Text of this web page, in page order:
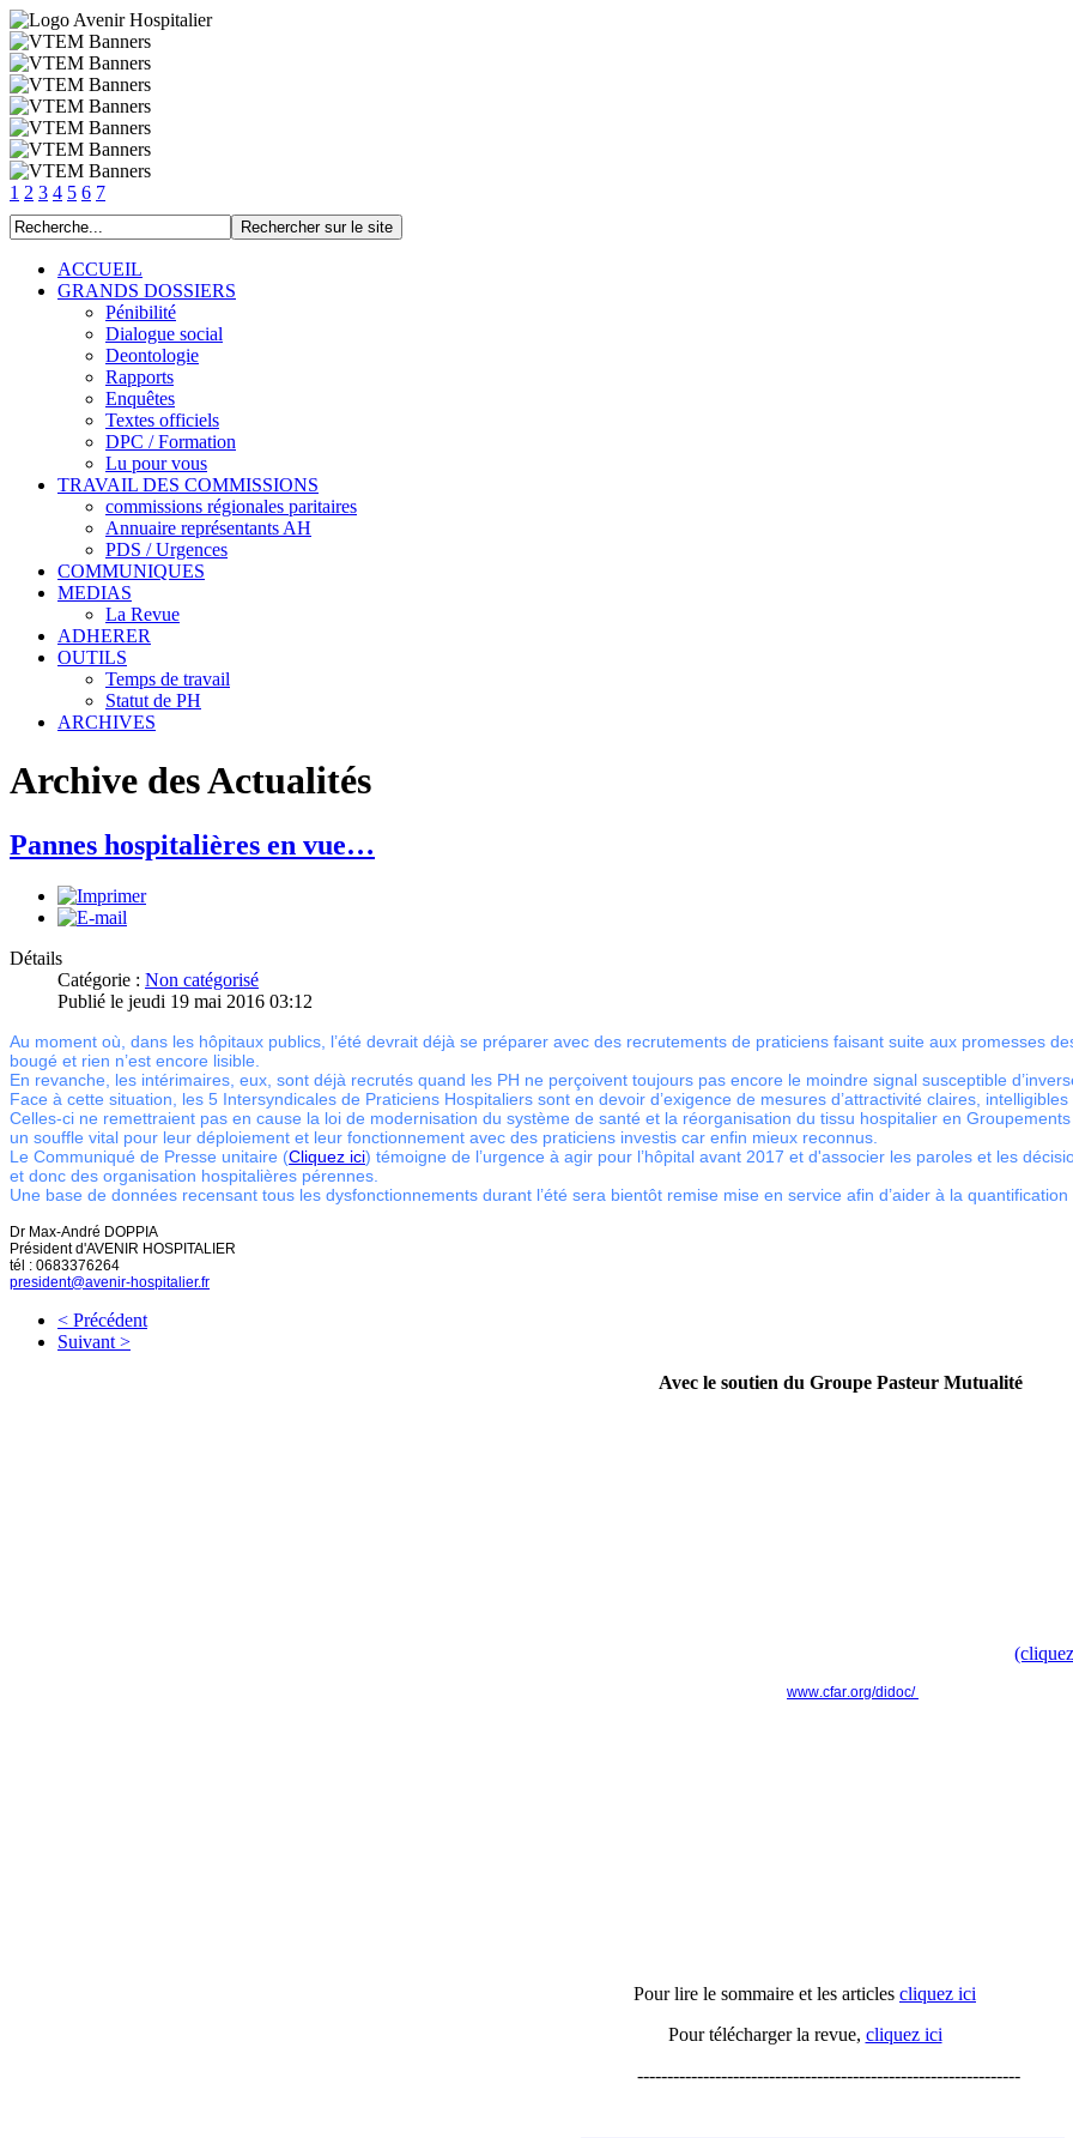
1 2 3 4 5 6 7
ACCUEIL
GRANDS DOSSIERS
Pénibilité
Dialogue social
Deontologie
Rapports
Enquêtes
Textes officiels
DPC / Formation
Lu pour vous
TRAVAIL DES COMMISSIONS
commissions régionales paritaires
Annuaire représentants AH
PDS / Urgences
COMMUNIQUES
MEDIAS
La Revue
ADHERER
OUTILS
Temps de travail
Statut de PH
ARCHIVES
Archive des Actualités
Pannes hospitalières en vue…
Détails
Catégorie : Non catégorisé
Publié le jeudi 19 mai 2016 03:12
Au moment où, dans les hôpitaux publics, l’été devrait déjà se préparer avec des recrutements de praticiens faisant suite aux promesses
bougé et rien n’est encore lisible.
En revanche, les intérimaires, eux, sont déjà recrutés quand les PH ne perçoivent toujours pas encore le moindre signal susceptible
Face à cette situation, les 5 Intersyndicales de Praticiens Hospitaliers sont en devoir d’exigence de mesures d’attractivité claires,
Celles-ci ne remettraient pas en cause la loi de modernisation du système de santé et la réorganisation du tissu hospitalier en
un souffle vital pour leur déploiement et leur fonctionnement avec des praticiens investis car enfin mieux reconnus.
Le Communiqué de Presse unitaire (Cliquez ici) témoigne de l’urgence à agir pour l’hôpital avant 2017 et d'associer les paroles et les
et donc des organisation hospitalières pérennes.
Une base de données recensant tous les dysfonctionnements durant l’été sera bientôt remise mise en service afin d’aider à la
Dr Max-André DOPPIA
Président d'AVENIR HOSPITALIER
tél : 0683376264
president@avenir-hospitalier.fr
< Précédent
Suivant >
Avec le soutien du Groupe Pasteur Mutualité
www.cfar.org/didoc/
Pour lire le sommaire et les articles cliquez ici
Pour télécharger la revue, cliquez ici
----------------------------------------------------------------